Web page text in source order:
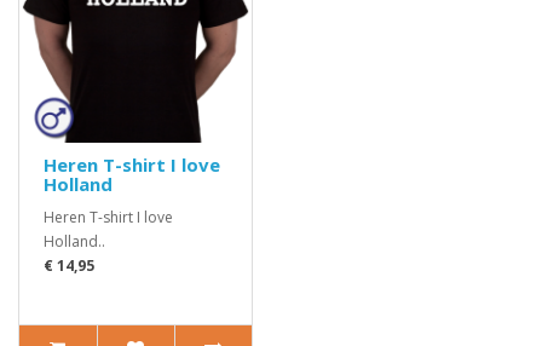
Heren T-shirt I love
Holland
Heren T-shirt I love
Holland..
€ 14,95